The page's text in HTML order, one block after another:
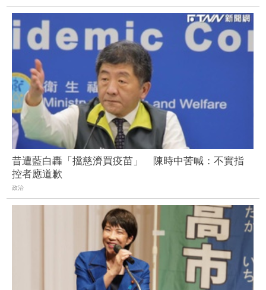
昔遭藍白轟「擋慈濟買疫苗」 陳時中苦喊：不實指
控者應道歉
政治